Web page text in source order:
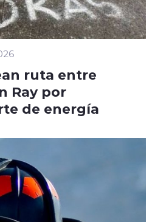
ruta entre
Ray por
de energía